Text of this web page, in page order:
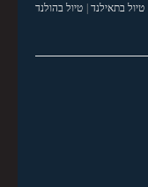
טיול בתאילנד| טיול בהולנד